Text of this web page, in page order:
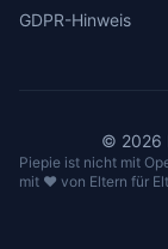
GDPR-Hinweis
© 2026
Piepie ist nicht mit
mit ❤️ von Eltern für